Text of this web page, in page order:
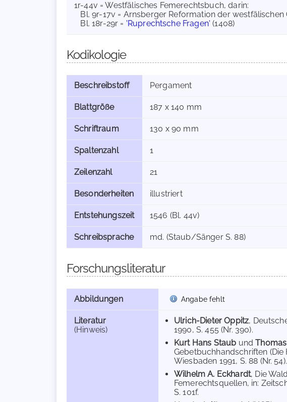
1r-44v = Westfälisches Femerechtsbuch, darin:
Bl. 9r-17v = Arnsberger Reformation der westfälischen
Bl. 18r-29r = 'Ruprechtsche Fragen' (1408)
Kodikologie
Beschreibstoff Pergament
Blattgröße 187 x 140 mm
Schriftraum 130 x 90 mm
Spaltenzahl 1
Zeilenzahl 21
Besonderheiten illustriert
Entstehungszeit 1546 (Bl. 44v)
Schreibsprache md. (Staub/Sänger S. 88)
Forschungsliteratur
Abbildungen Angabe fehlt
Literatur
(Hinweis)
Ulrich-Dieter Oppitz,
1990, S. 455 (Nr. 390).
Kurt Hans Staub und
Gebetbuchhandschriften
Wiesbaden 1991, S. 88 (Nr.
Wilhelm A. Eckhardt, Die
Femerechtsquellen, in:
S. 101f.